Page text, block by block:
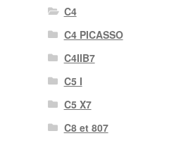
C4
C4 PICASSO
C4IIB7
C5 I
C5 X7
C8 et 807